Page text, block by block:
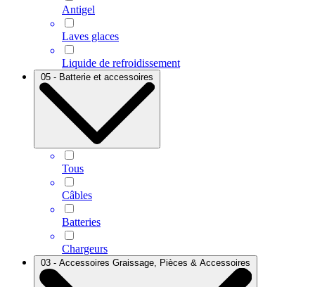
Antigel
Laves glaces
Liquide de refroidissement
05 - Batterie et accessoires
Tous
Câbles
Batteries
Chargeurs
03 - Accessoires Graissage, Pièces & Accessoires